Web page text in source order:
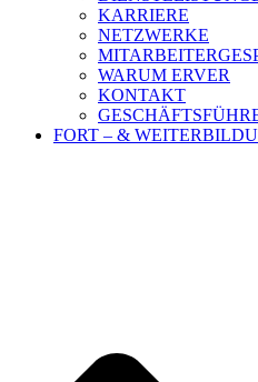
KARRIERE
NETZWERKE
WARUM ERVER
KONTAKT
FORT – &